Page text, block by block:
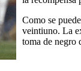
Como se
veintiuno. La
toma de negro